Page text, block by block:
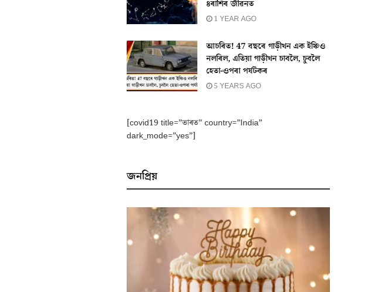
৪ৰাশিৰ জীৱনত
1 YEAR AGO
আচৰিত! 47 বছৰে গাড়ীখন এক ইঞ্চিও
নলৰিল, এতিয়া গাড়ীখন চাবলৈ, চুবলৈ
হেতা-ওপৰা পৰ্যটকৰ
5 YEARS AGO
[covid19 title=”ভাৰত” country=”India”
dark_mode=”yes”]
জনপ্ৰিয়